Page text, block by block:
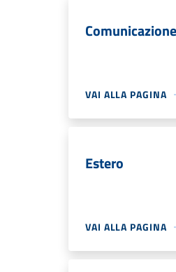
VAI ALLA PAGINA
Estero
VAI ALLA PAGINA